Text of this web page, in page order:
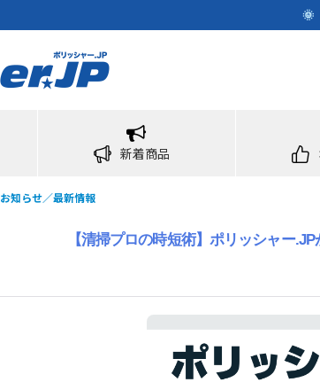
🌞
新着商品
お知らせ／最新情報
【清掃プロの時短術】ポリッシャー